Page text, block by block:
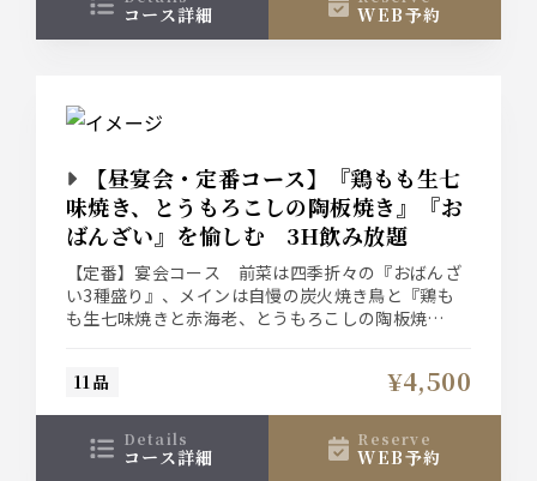
コース詳細 WEB予約
【昼宴会・定番コース】『鶏もも生七
味焼き、とうもろこしの陶板焼き』『お
ばんざい』を愉しむ 3H飲み放題
【定番】宴会コース 前菜は四季折々の『おばんざ
い3種盛り』、メインは自慢の炭火焼き鳥と『鶏も
も生七味焼きと赤海老、とうもろこしの陶板焼
11品 ¥4,500
details
コース詳細
reserve
WEB予約